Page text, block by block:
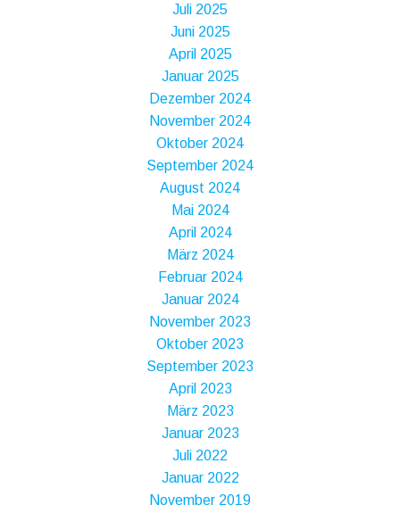
Juli 2025
Juni 2025
April 2025
Januar 2025
Dezember 2024
November 2024
Oktober 2024
September 2024
August 2024
Mai 2024
April 2024
März 2024
Februar 2024
Januar 2024
November 2023
Oktober 2023
September 2023
April 2023
März 2023
Januar 2023
Juli 2022
Januar 2022
November 2019